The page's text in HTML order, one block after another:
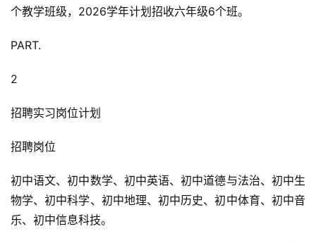
个教学班级，2026学年计划招收六年级6个班。
PART.
2
招聘实习岗位计划
招聘岗位
初中语文、初中数学、初中英语、初中道德与法治、初中生
物学、初中科学、初中地理、初中历史、初中体育、初中音
乐、初中信息科技。